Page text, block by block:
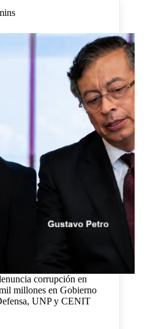
corrupción en
millones en Gobierno
UNP y CENIT